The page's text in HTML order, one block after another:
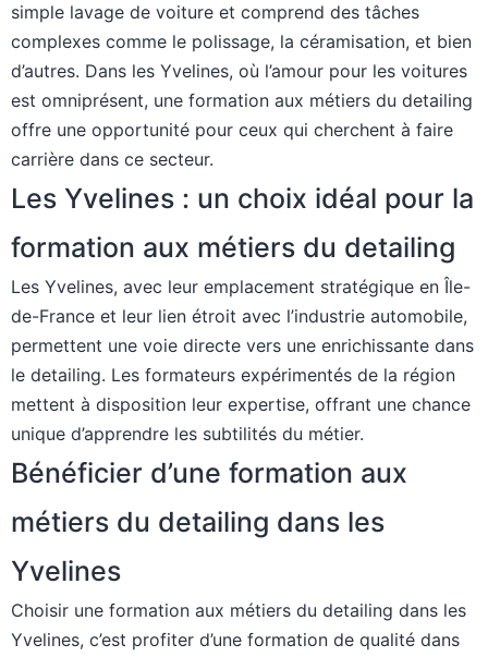
simple lavage de voiture et comprend des tâches
complexes comme le polissage, la céramisation, et bien
d’autres. Dans les Yvelines, où l’amour pour les voitures
est omniprésent, une formation aux métiers du detailing
offre une opportunité pour ceux qui cherchent à faire
carrière dans ce secteur.
Les Yvelines : un choix idéal pour la
formation aux métiers du detailing
Les Yvelines, avec leur emplacement stratégique en Île-
de-France et leur lien étroit avec l’industrie automobile,
permettent une voie directe vers une enrichissante dans
le detailing. Les formateurs expérimentés de la région
mettent à disposition leur expertise, offrant une chance
unique d’apprendre les subtilités du métier.
Bénéficier d’une formation aux
métiers du detailing dans les
Yvelines
Choisir une formation aux métiers du detailing dans les
Yvelines, c’est profiter d’une formation de qualité dans